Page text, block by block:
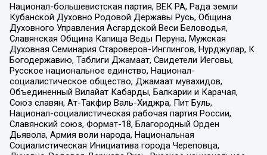
Национал-большевистская партия, ВЕК РА, Рада земли
Кубанской Духовно Родовой Державы Русь, Община
Духовного Управления Асгардской Веси Беловодья,
Славянская Община Капища Веды Перуна, Мужская
Духовная Семинария Староверов-Инглингов, Нурджулар, К
Богодержавию, Таблиги Джамаат, Свидетели Иеговы,
Русское национальное единство, Национал-
социалистическое общество, Джамаат мувахидов,
Объединенный Вилайат Кабарды, Балкарии и Карачая,
Союз славян, Ат-Такфир Валь-Хиджра, Пит Буль,
Национал-социалистическая рабочая партия России,
Славянский союз, Формат-18, Благородный Орден
Дьявола, Армия воли народа, Национальная
Социалистическая Инициатива города Череповца,